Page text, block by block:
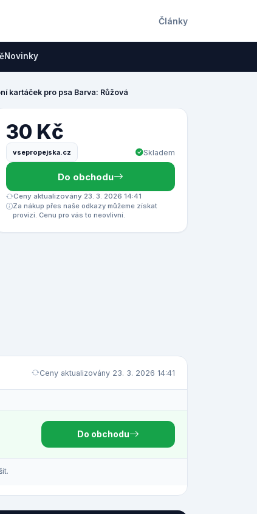
Články
Novinky
kartáček pro psa Barva: Růžová
30 Kč
vsepropejska.cz Skladem
Do obchodu
Ceny aktualizovány 23. 3. 2026 14:41
Za nákup přes naše odkazy můžeme získat
provizi. Cenu pro vás to neovlivní.
Ceny aktualizovány 23. 3. 2026 14:41
Do obchodu